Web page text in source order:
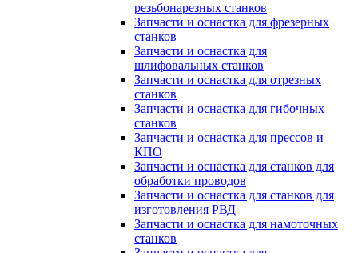
резьбонарезных станков
Запчасти и оснастка для фрезерных
станков
Запчасти и оснастка для
шлифовальных станков
Запчасти и оснастка для отрезных
станков
Запчасти и оснастка для гибочных
станков
Запчасти и оснастка для прессов и
КПО
Запчасти и оснастка для станков для
обработки проводов
Запчасти и оснастка для станков для
изготовления РВД
Запчасти и оснастка для намоточных
станков